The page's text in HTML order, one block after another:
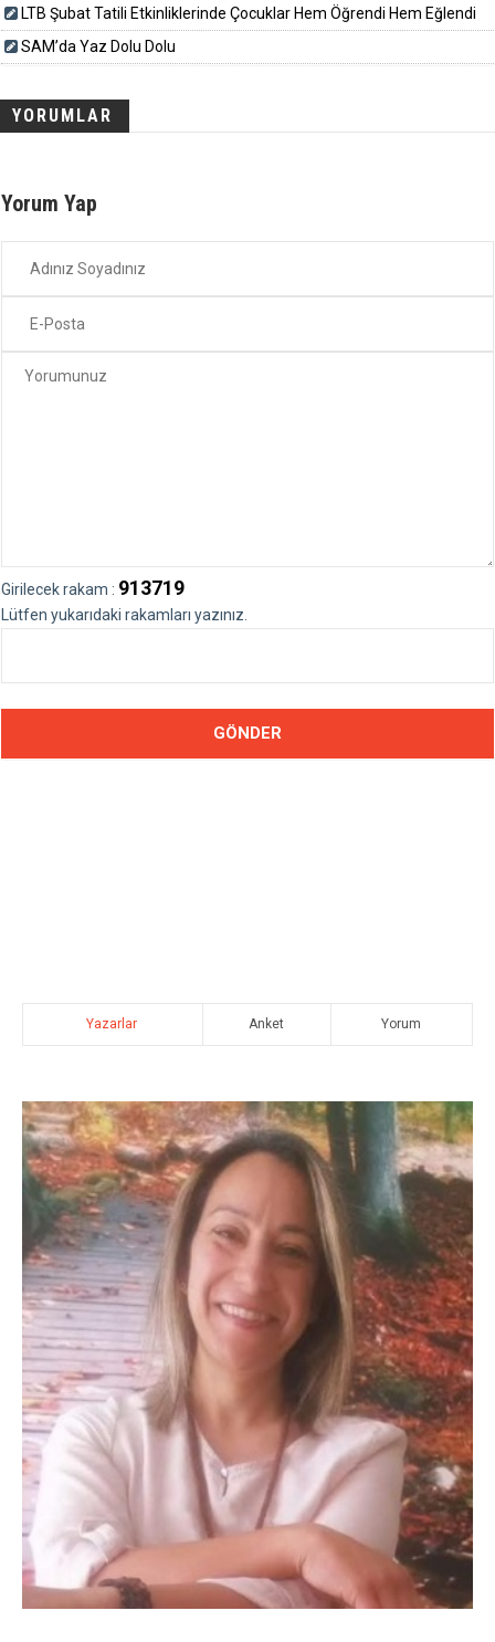
LTB Şubat Tatili Etkinliklerinde Çocuklar Hem Öğrendi Hem Eğlendi
SAM’da Yaz Dolu Dolu
YORUMLAR
Yorum Yap
Girilecek rakam : 913719
Lütfen yukarıdaki rakamları yazınız.
Yazarlar Anket Yorum